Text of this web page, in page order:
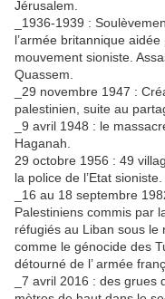
Jérusalem.
_1936-1939 :
l’armée britannique
mouvement sioniste.
Quassem.
_29 novembre 1947 :
palestinien, suite au
_9 avril 1948 : le
Haganah.
29 octobre 1956 : 49
la police de l’Etat sioniste.
_16 au 18 septembre
Palestiniens commis par
réfugiés au Liban sous le
comme le génocide des
détourné de l’ armée
_7 avril 2016 : des